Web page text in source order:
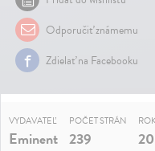
Odporučiť známemu
Zdielať na Facebooku
VYDAVATEĽ
Eminent
POČET STRÁN
239